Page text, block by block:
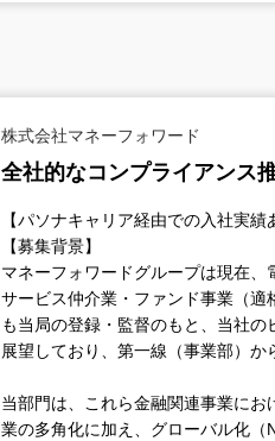
株式会社マネーフォワード
全社的なコンプライアンス
【パソナキャリア経由での入社実績
【募集背景】
マネーフォワードグループは現在
サービス仲介業・ファンド事業（
も当局の登録・監督のもと、当社
展望しており、第一線（事業部）か
当部門は、これら金融関連事業に
業の多角化に加え、グローバル化